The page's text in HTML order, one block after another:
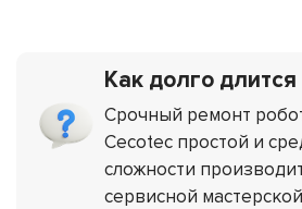
Как долго длится
Срочный ремонт
Cecotec простой и
сложности
сервисной